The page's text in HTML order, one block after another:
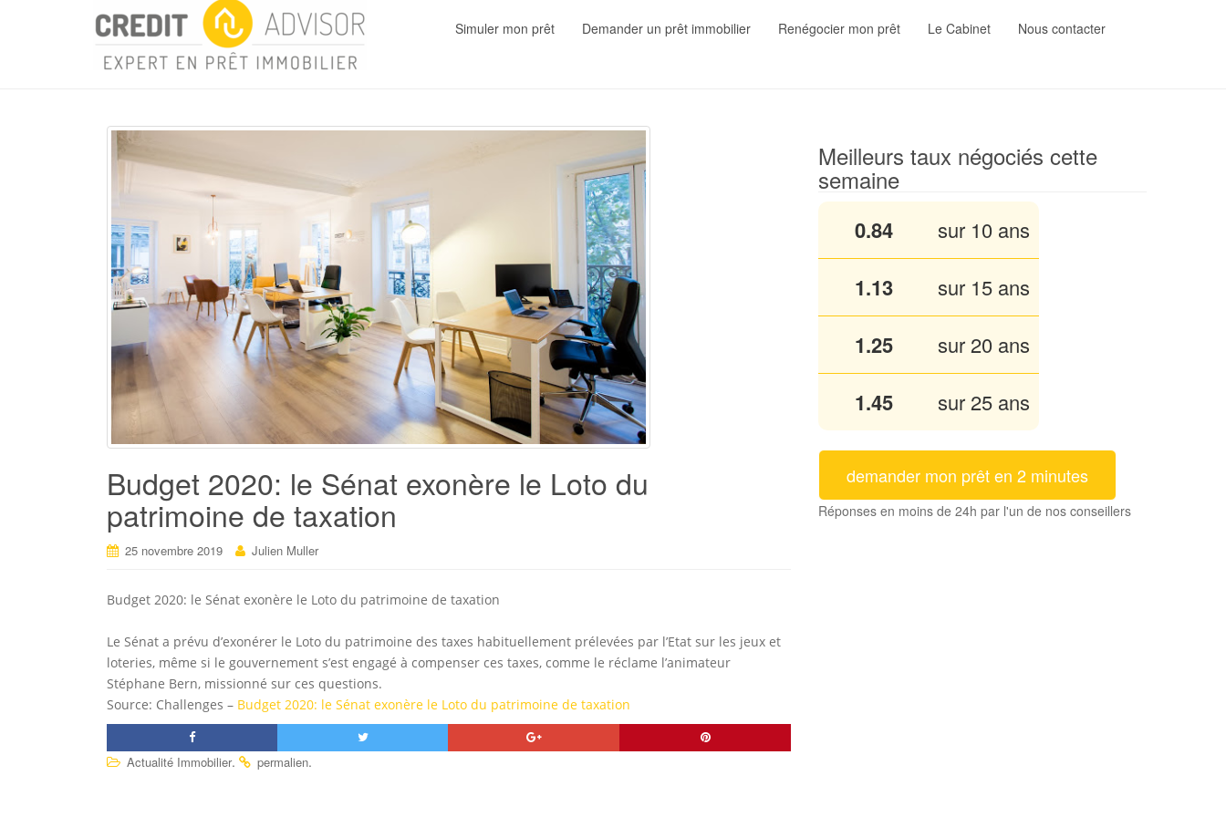
Simuler mon prêt Demander un prêt immobilier Renégocier mon prêt Le Cabinet Nous contacter
Budget 2020: le Sénat exonère le Loto du
patrimoine de taxation
25 novembre 2019 Julien Muller
Budget 2020: le Sénat exonère le Loto du patrimoine de taxation
Le Sénat a prévu d’exonérer le Loto du patrimoine des taxes habituellement prélevées par l’Etat sur les jeux et
loteries, même si le gouvernement s’est engagé à compenser ces taxes, comme le réclame l’animateur
Stéphane Bern, missionné sur ces questions.
Source: Challenges – Budget 2020: le Sénat exonère le Loto du patrimoine de taxation
Actualité Immobilier. permalien.
Meilleurs taux négociés cette
semaine
0.84 sur 10 ans
1.13 sur 15 ans
1.25 sur 20 ans
1.45 sur 25 ans
demander mon prêt en 2 minutes
Réponses en moins de 24h par l'un de nos conseillers